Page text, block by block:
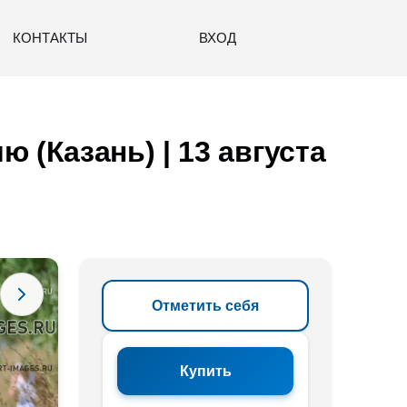
КОНТАКТЫ ВХОД
(Казань) | 13 августа
Отметить себя
Купить